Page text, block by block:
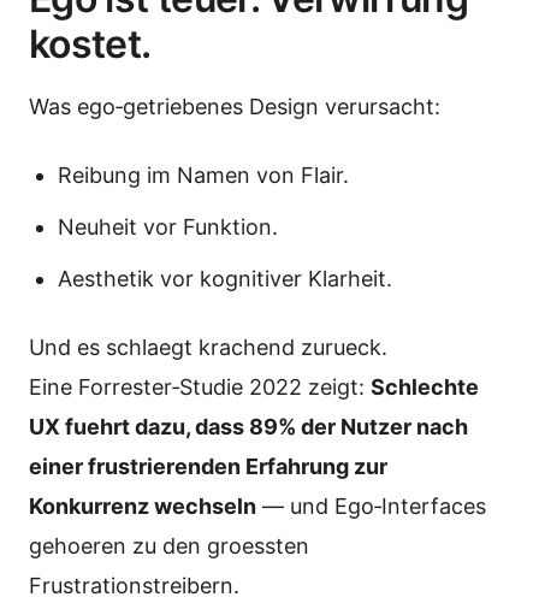
kostet.
Was ego‑getriebenes Design verursacht:
Reibung im Namen von Flair.
Neuheit vor Funktion.
Aesthetik vor kognitiver Klarheit.
Und es schlaegt krachend zurueck.
Eine Forrester‑Studie 2022 zeigt: Schlechte
UX fuehrt dazu, dass 89% der Nutzer nach
einer frustrierenden Erfahrung zur
Konkurrenz wechseln — und Ego‑Interfaces
gehoeren zu den groessten
Frustrationstreibern.